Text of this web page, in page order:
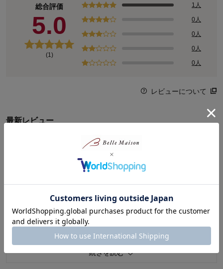
総合評価
5.0
(1)
1人
0人
0人
0人
0人
レビューについて
最新レビュー
リボンがしっぽみたいな感じでかわいらしい。
4人が参考になりました
品質
5.0
5.0
続きを読む